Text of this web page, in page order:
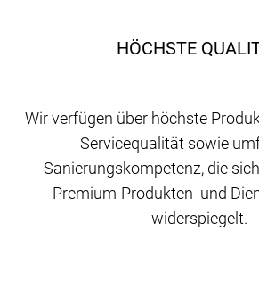
HÖCHSTE
Wir verfügen über höchste
Servicequalität sowie
Sanierungskompetenz, die
Premium-Produkten und
widerspiegelt.